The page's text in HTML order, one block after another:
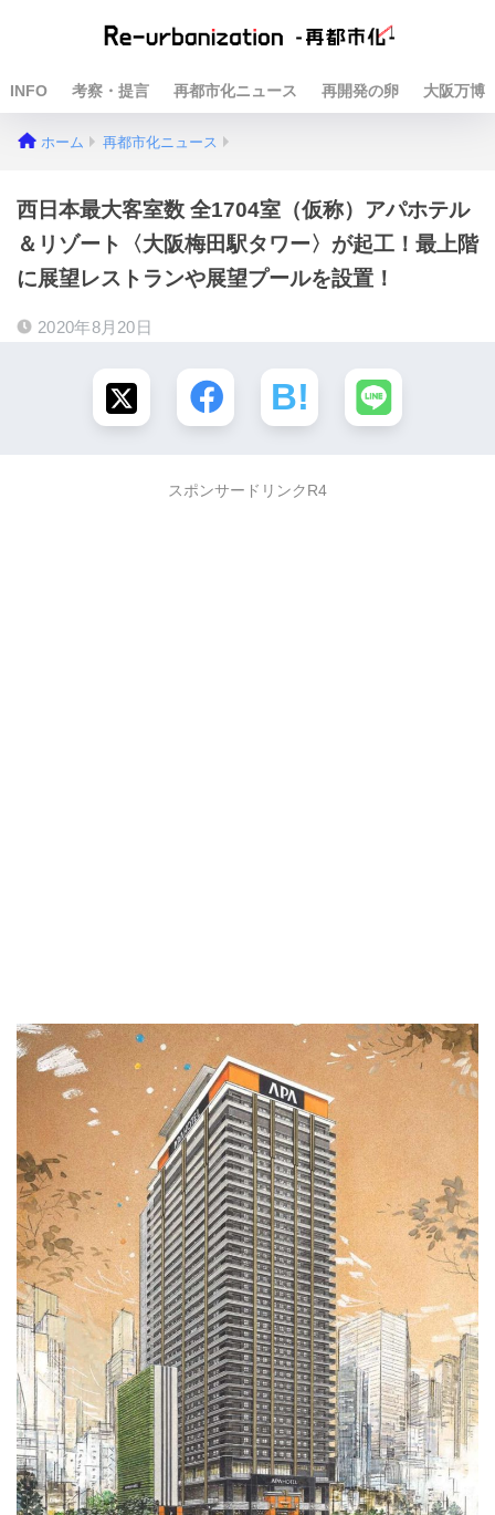
INFO 考察・提言 再都市化ニュース 再開発の卵 大阪万博
ホーム 再都市化ニュース
西日本最大客室数 全1704室（仮称）アパホテル
＆リゾート〈大阪梅田駅タワー〉が起工！最上階
に展望レストランや展望プールを設置！
2020年8月20日
スポンサードリンクR4